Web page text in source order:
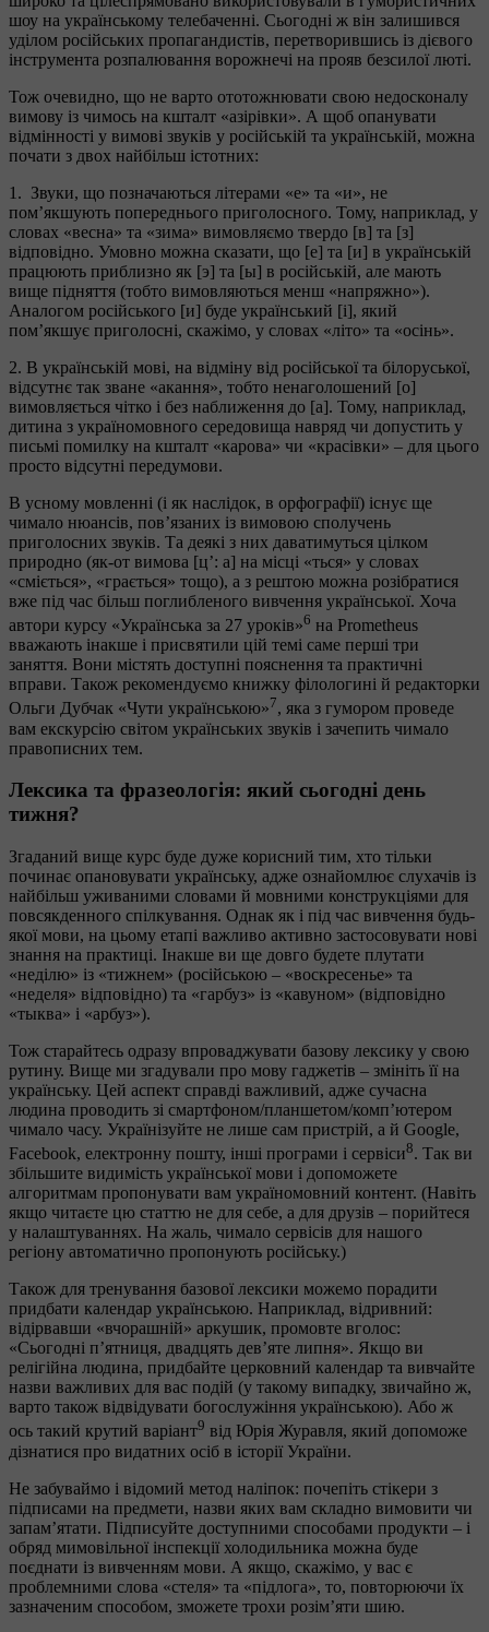
шоу на українському телебаченні. Сьогодні ж він залишився
уділом російських пропагандистів, перетворившись із дієвого
інструмента розпалювання ворожнечі на прояв безсилої люті.
Тож очевидно, що не варто ототожнювати свою недосконалу
вимову із чимось на кшталт «азірівки». А щоб опанувати
відмінності у вимові звуків у російській та українській, можна
почати з двох найбільш істотних:
1. Звуки, що позначаються літерами «е» та «и», не
пом’якшують попереднього приголосного. Тому, наприклад, у
словах «весна» та «зима» вимовляємо твердо [в] та [з]
відповідно. Умовно можна сказати, що [е] та [и] в українській
працюють приблизно як [э] та [ы] в російській, але мають
вище підняття (тобто вимовляються менш «напряжно»).
Аналогом російського [и] буде український [і], який
пом’якшує приголосні, скажімо, у словах «літо» та «осінь».
2. В українській мові, на відміну від російської та білоруської,
відсутнє так зване «акання», тобто ненаголошений [о]
вимовляється чітко і без наближення до [а]. Тому, наприклад,
дитина з україномовного середовища навряд чи допустить у
письмі помилку на кшталт «карова» чи «красівки» – для цього
просто відсутні передумови.
В усному мовленні (і як наслідок, в орфографії) існує ще
чимало нюансів, пов’язаних із вимовою сполучень
приголосних звуків. Та деякі з них даватимуться цілком
природно (як-от вимова [ц’: а] на місці «ться» у словах
«сміється», «грається» тощо), а з рештою можна розібратися
вже під час більш поглибленого вивчення української. Хоча
автори курсу «Українська за 27 уроків»6 на Prometheus
вважають інакше і присвятили цій темі саме перші три
заняття. Вони містять доступні пояснення та практичні
вправи. Також рекомендуємо книжку філологині й редакторки
Ольги Дубчак «Чути українською»7, яка з гумором проведе
вам екскурсію світом українських звуків і зачепить чимало
правописних тем.
Лексика та фразеологія: який сьогодні день
тижня?
Згаданий вище курс буде дуже корисний тим, хто тільки
починає опановувати українську, адже ознайомлює слухачів із
найбільш уживаними словами й мовними конструкціями для
повсякденного спілкування. Однак як і під час вивчення будь-
якої мови, на цьому етапі важливо активно застосовувати нові
знання на практиці. Інакше ви ще довго будете плутати
«неділю» із «тижнем» (російською – «воскресенье» та
«неделя» відповідно) та «гарбуз» із «кавуном» (відповідно
«тыква» і «арбуз»).
Тож старайтесь одразу впроваджувати базову лексику у свою
рутину. Вище ми згадували про мову гаджетів – змініть її на
українську. Цей аспект справді важливий, адже сучасна
людина проводить зі смартфоном/планшетом/комп’ютером
чимало часу. Українізуйте не лише сам пристрій, а й Google,
Facebook, електронну пошту, інші програми і сервіси8. Так ви
збільшите видимість української мови і допоможете
алгоритмам пропонувати вам україномовний контент. (Навіть
якщо читаєте цю статтю не для себе, а для друзів – порийтеся
у налаштуваннях. На жаль, чимало сервісів для нашого
регіону автоматично пропонують російську.)
Також для тренування базової лексики можемо порадити
придбати календар українською. Наприклад, відривний:
відірвавши «вчорашній» аркушик, промовте вголос:
«Сьогодні п’ятниця, двадцять дев’яте липня». Якщо ви
релігійна людина, придбайте церковний календар та вивчайте
назви важливих для вас подій (у такому випадку, звичайно ж,
варто також відвідувати богослужіння українською). Або ж
ось такий крутий варіант9 від Юрія Журавля, який допоможе
дізнатися про видатних осіб в історії України.
Не забуваймо і відомий метод наліпок: почепіть стікери з
підписами на предмети, назви яких вам складно вимовити чи
запам’ятати. Підписуйте доступними способами продукти – і
обряд мимовільної інспекції холодильника можна буде
поєднати із вивченням мови. А якщо, скажімо, у вас є
проблемними слова «стеля» та «підлога», то, повторюючи їх
зазначеним способом, зможете трохи розім’яти шию.